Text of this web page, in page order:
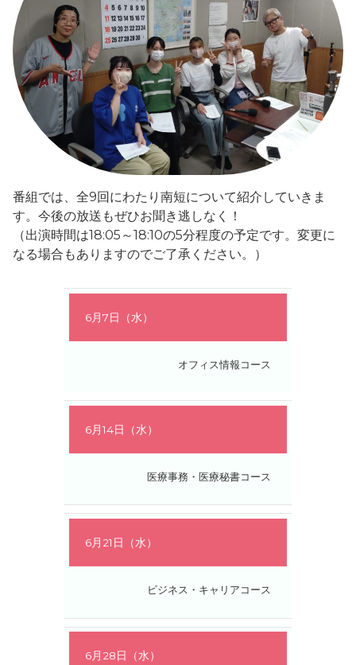
番組では、全9回にわたり南短について紹介していきま
す。今後の放送もぜひお聞き逃しなく！
（出演時間は18:05～18:10の5分程度の予定です。変更に
なる場合もありますのでご了承ください。）
放
者
6月7日（水）
オフィス情報コース
6月14日（水）
医療事務・医療秘書コース
6月21日（水）
ビジネス・キャリアコース
6月28日（水）